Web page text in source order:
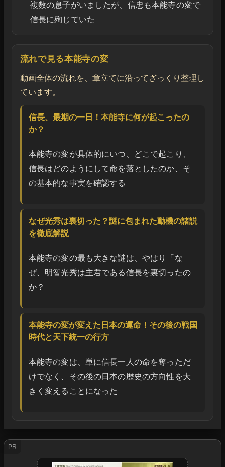
複数の息子がいましたが、信忠も本能寺の変で
信長に殉じていた
流れで見る本能寺の変
動画全体の流れを、章立てに沿ってざっくり整理し
ています。
信長、最期の一日！本能寺に何が起こったの
か？
本能寺の変が具体的にいつ、どこで起こり、
信長はどのようにして命を落としたのか、そ
の基本的な事実を確認する
なぜ光秀は裏切った？謎に包まれた動機の諸説
を徹底解説
本能寺の変の最も大きな謎は、やはり「な
ぜ、明智光秀は主君である信長を裏切ったの
か？
本能寺の変が変えた日本の運命！その後の戦国
時代と天下統一の行方
本能寺の変は、単に信長一人の命を奪っただ
けでなく、その後の日本の歴史の方向性を大
きく変えることになった
PR